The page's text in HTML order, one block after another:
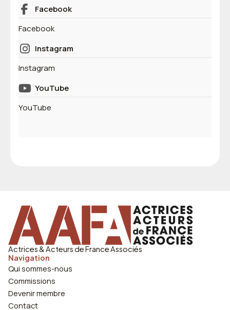
Facebook
Facebook
Instagram
Instagram
YouTube
YouTube
Actrices & Acteurs de France Associés
Navigation
Qui sommes-nous
Commissions
Devenir membre
Contact